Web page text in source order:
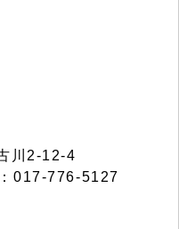
川2-12-4
017-776-5127